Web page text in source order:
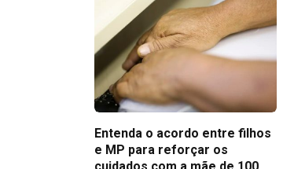
Entenda o acordo entre filhos
e MP para reforçar os